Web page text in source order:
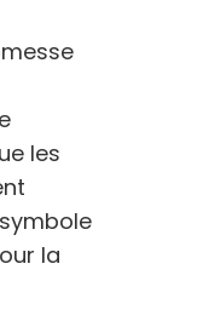
les
la